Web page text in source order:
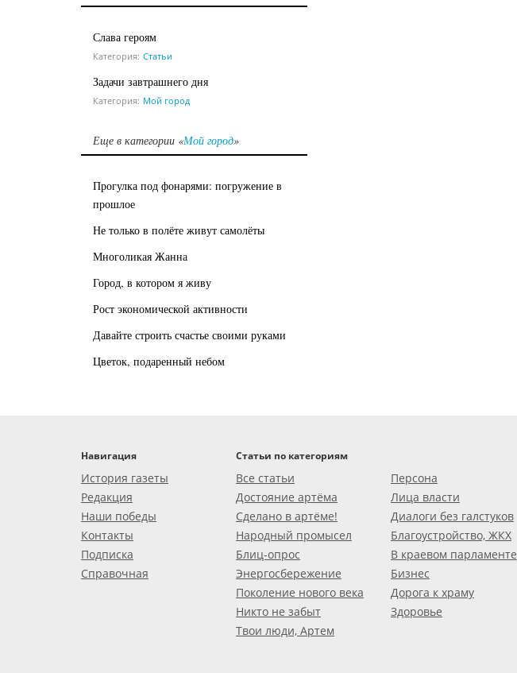
Слава героям
Категория: Статьи
Задачи завтрашнего дня
Категория: Мой город
Еще в категории «Мой город»
Прогулка под фонарями: погружение в
прошлое
Не только в полёте живут самолёты
Многоликая Жанна
Город, в котором я живу
Рост экономической активности
Давайте строить счастье своими руками
Цветок, подаренный небом
Навигация
История газеты
Редакция
Наши победы
Контакты
Подписка
Справочная
Статьи по категориям
Все статьи
Достояние артёма
Сделано в артёме!
Народный промысел
Блиц-опрос
Энергосбережение
Поколение нового века
Никто не забыт
Твои люди, Артем
Персона
Лица власти
Диалоги без галстуков
Благоустройство, ЖКХ
В краевом парламенте
Бизнес
Дорога к храму
Здоровье